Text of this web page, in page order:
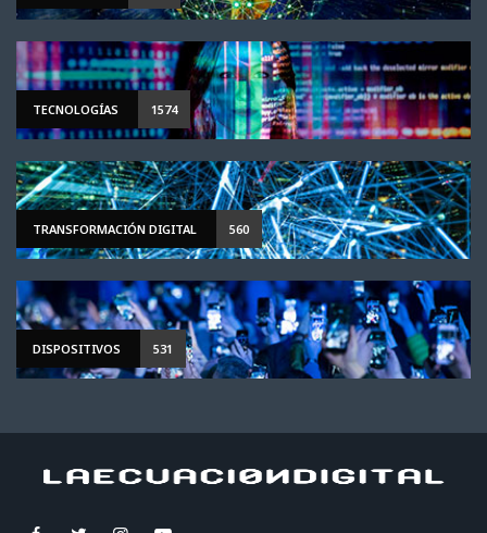
TECNOLOGÍAS 1574
TRANSFORMACIÓN DIGITAL 560
DISPOSITIVOS 531